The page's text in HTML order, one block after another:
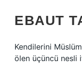
EBAUT
Kendilerini
ölen üçüncü nesli